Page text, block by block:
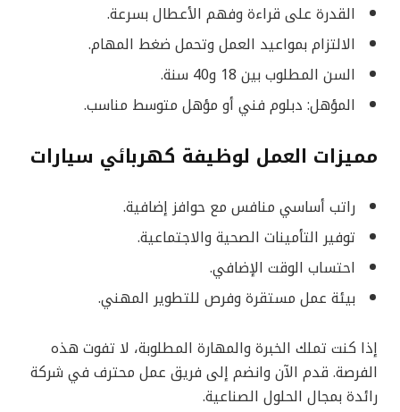
القدرة على قراءة وفهم الأعطال بسرعة.
الالتزام بمواعيد العمل وتحمل ضغط المهام.
السن المطلوب بين 18 و40 سنة.
المؤهل: دبلوم فني أو مؤهل متوسط مناسب.
مميزات العمل لوظيفة كهربائي سيارات
راتب أساسي منافس مع حوافز إضافية.
توفير التأمينات الصحية والاجتماعية.
احتساب الوقت الإضافي.
بيئة عمل مستقرة وفرص للتطوير المهني.
إذا كنت تملك الخبرة والمهارة المطلوبة، لا تفوت هذه
الفرصة. قدم الآن وانضم إلى فريق عمل محترف في شركة
رائدة بمجال الحلول الصناعية.